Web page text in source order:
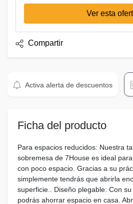
Ver esta
Compartir
Activa alerta de descuentos
Ficha del producto
Para espacios reducidos: Nuestra
sobremesa de 7House es ideal
con poco espacio. Gracias a su
simplemente tendrás que abrirla
superficie.. Diseño plegable: Con
podrás ahorrar espacio en casa.